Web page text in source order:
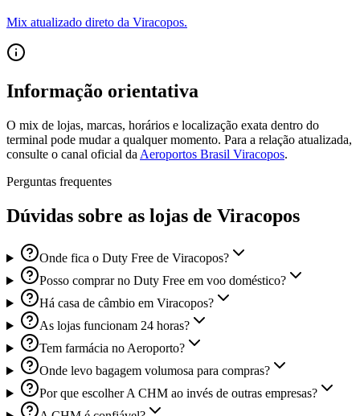
Mix atualizado direto da Viracopos.
Informação orientativa
O mix de lojas, marcas, horários e localização exata dentro do
terminal pode mudar a qualquer momento. Para a relação atualizada,
consulte o canal oficial da Aeroportos Brasil Viracopos.
Perguntas frequentes
Dúvidas sobre as lojas de Viracopos
Onde fica o Duty Free de Viracopos?
Posso comprar no Duty Free em voo doméstico?
Há casa de câmbio em Viracopos?
As lojas funcionam 24 horas?
Tem farmácia no Aeroporto?
Onde levo bagagem volumosa para compras?
Por que escolher A CHM ao invés de outras empresas?